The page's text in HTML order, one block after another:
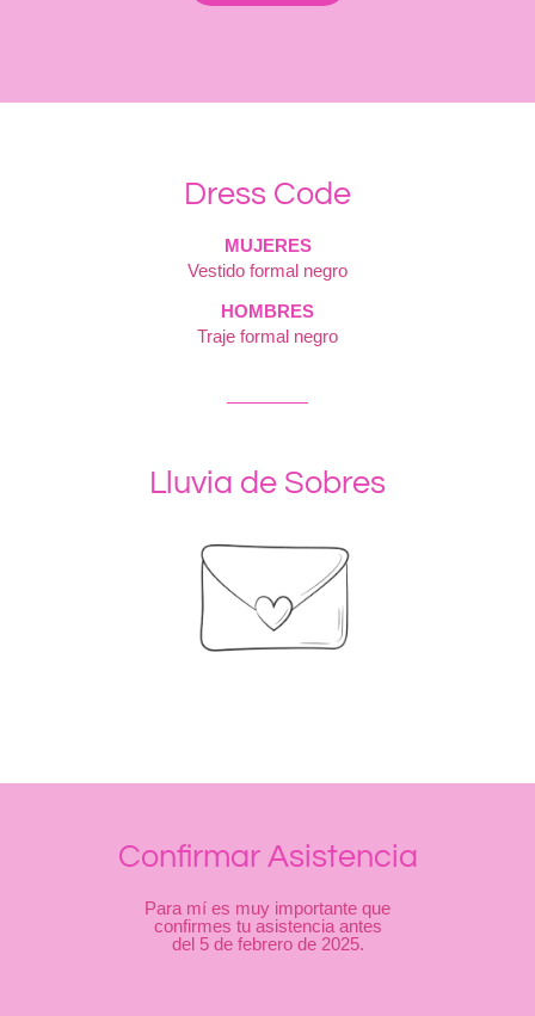
Dress Code
MUJERES
Vestido formal negro
HOMBRES
Traje formal negro
Lluvia de Sobres
Confirmar Asistencia
Para mí es muy importante que
confirmes tu asistencia antes
del 5 de febrero de 2025.